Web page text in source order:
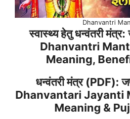
Dhanvantri
स्वास्थ्य हेतु धन्वंतरी मंत्र:
Dhanvantri
Meaning,
धन्वंतरी मंत्र (PDF):
Dhanvantari Jayanti
Meaning &